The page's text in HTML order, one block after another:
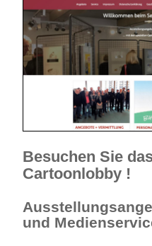
Besuchen Sie
Cartoonlobby !
und